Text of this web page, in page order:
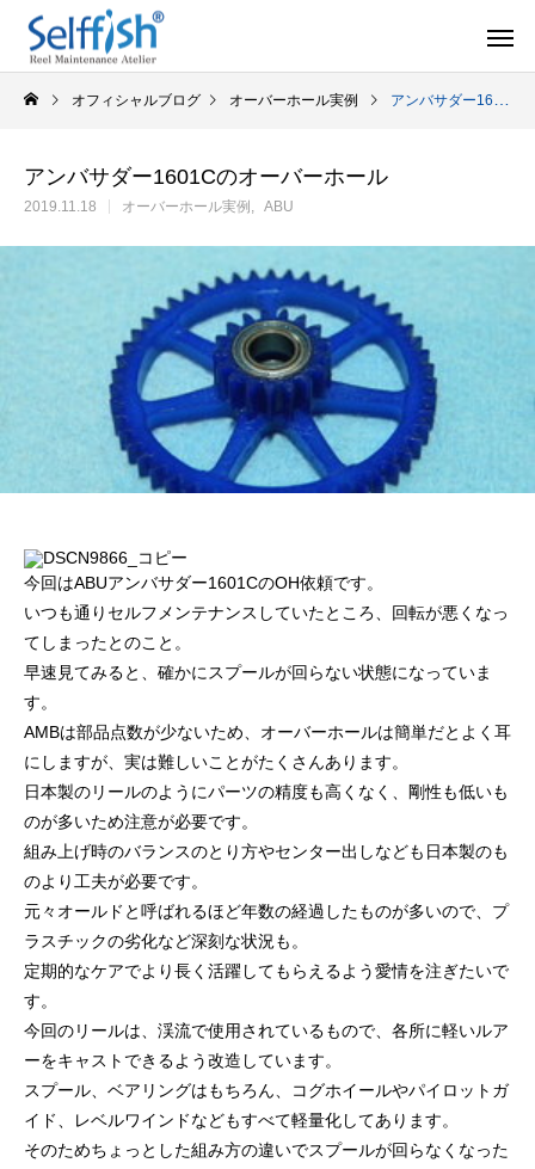
セルフメンテナンス用品
2024.06.23
シマノ バンタム1000SGの1年点検
2025.02.26
ール
オフィシャルブログ オーバーホール実例 アンバサダー1601Cのオーバーホール
アンバサダー1601Cのオーバーホール
2019.11.18 オーバーホール実例 ABU
今回はABUアンバサダー1601CのOH依頼です。
いつも通りセルフメンテナンスしていたところ、回転が悪くなっ
てしまったとのこと。
早速見てみると、確かにスプールが回らない状態になっていま
す。
AMBは部品点数が少ないため、オーバーホールは簡単だとよく耳
にしますが、実は難しいことがたくさんあります。
日本製のリールのようにパーツの精度も高くなく、剛性も低いも
のが多いため注意が必要です。
組み上げ時のバランスのとり方やセンター出しなども日本製のも
のより工夫が必要です。
元々オールドと呼ばれるほど年数の経過したものが多いので、プ
ラスチックの劣化など深刻な状況も。
定期的なケアでより長く活躍してもらえるよう愛情を注ぎたいで
す。
今回のリールは、渓流で使用されているもので、各所に軽いルア
ーをキャストできるよう改造しています。
スプール、ベアリングはもちろん、コグホイールやパイロットガ
イド、レベルワインドなどもすべて軽量化してあります。
そのためちょっとした組み方の違いでスプールが回らなくなった